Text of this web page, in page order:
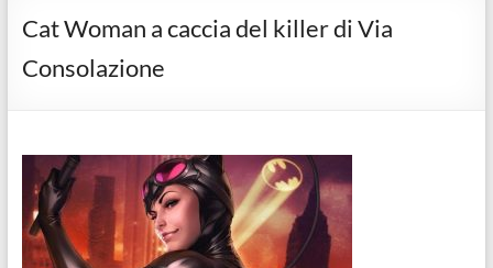
Cat Woman a caccia del killer di Via
Consolazione